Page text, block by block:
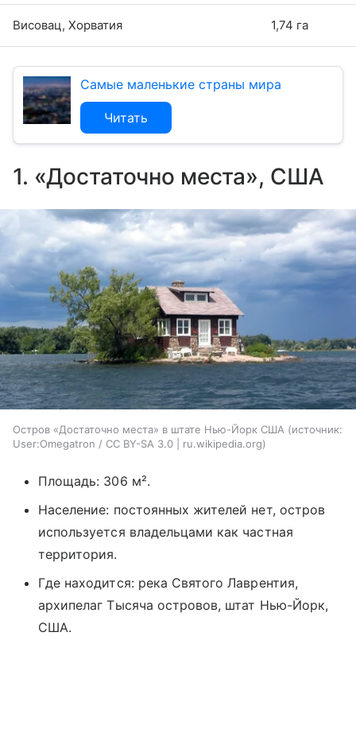
Висовац, Хорватия 1,74 га
Самые маленькие страны мира
Читать
1. «Достаточно места», США
Остров «Достаточно места» в штате Нью-Йорк США
источник:
User:Omegatron / CC BY-SA 3.0 | ru.wikipedia.org
Площадь: 306 м².
Население: постоянных жителей нет, остров
используется владельцами как частная
территория.
Где находится: река Святого Лаврентия,
архипелаг Тысяча островов, штат Нью-Йорк,
США.